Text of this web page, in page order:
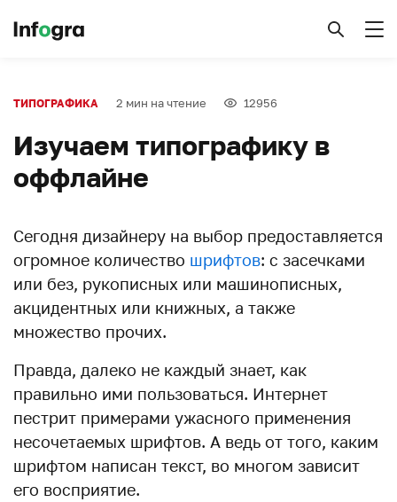
ТИПОГРАФИКА 2 мин на чтение 12956
Изучаем типографику в
оффлайне
Сегодня дизайнеру на выбор предоставляется
огромное количество шрифтов: с засечками
или без, рукописных или машинописных,
акцидентных или книжных, а также
множество прочих.
Правда, далеко не каждый знает, как
правильно ими пользоваться. Интернет
пестрит примерами ужасного применения
несочетаемых шрифтов. А ведь от того, каким
шрифтом написан текст, во многом зависит
его восприятие.